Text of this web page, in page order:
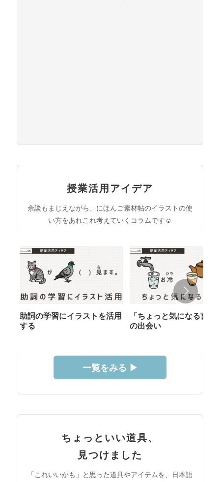
授業活用アイデア
余談もまじえながら、にほんご素材帖のイラストの使
い方をあれこれ考えていくコラムです☺︎
助詞の学習にイラストを活用
する
「ちょっと気になる言葉
の出会い
一覧をみる ▶︎
ちょっといい道具、
見つけました
「これいいかも」と思った道具やアイテムを、日本語